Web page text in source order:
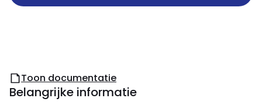
Toon documentatie
Belangrijke informatie